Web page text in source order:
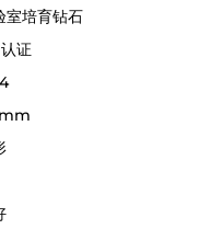
室培育钻石
证